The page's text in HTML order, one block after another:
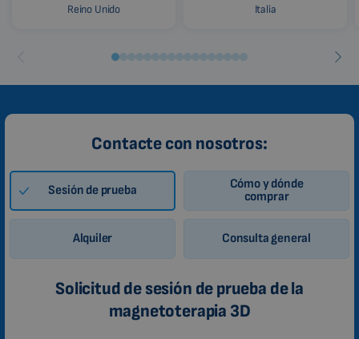
Reino Unido Italia
Contacte con nosotros:
Sesión de prueba
Cómo y dónde
comprar
Alquiler Consulta general
Solicitud de sesión de prueba de la
magnetoterapia 3D